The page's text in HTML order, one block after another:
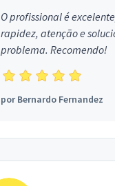
O profissional é
rapidez, atenção e
problema. Recomendo!
porBernardo Fernandez